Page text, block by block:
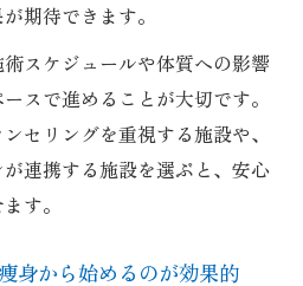
期待できます。
スケジュールや体質への影響
スで進めることが大切です。
セリングを重視する施設や、
連携する施設を選ぶと、安心
す。
身から始めるのが効果的